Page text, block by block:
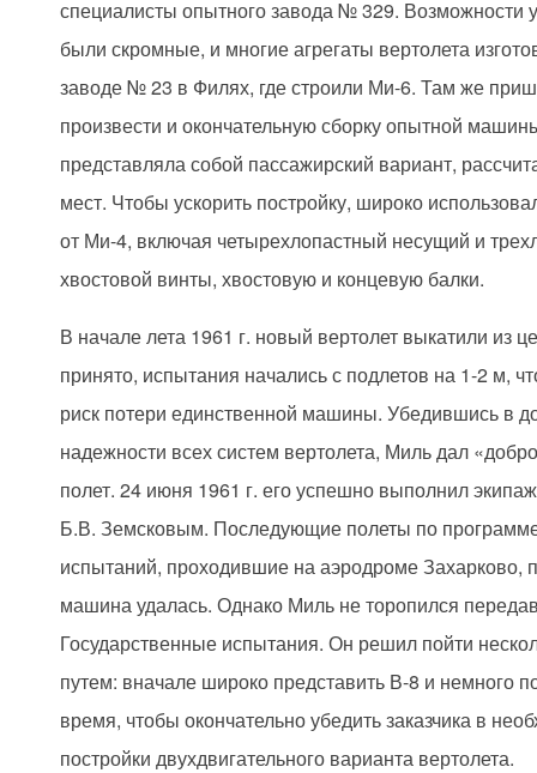
специалисты опытного завода № 329. Возможности
были скромные, и многие агрегаты вертолета
заводе № 23 в Филях, где строили Ми-6. Там же
произвести и окончательную сборку опытной
представляла собой пассажирский вариант,
мест. Чтобы ускорить постройку, широко
от Ми-4, включая четырехлопастный несущий и
хвостовой винты, хвостовую и концевую балки.
В начале лета 1961 г. новый вертолет выкатили из
принято, испытания начались с подлетов на 1-2 м,
риск потери единственной машины. Убедившись в
надежности всех систем вертолета, Миль дал
полет. 24 июня 1961 г. его успешно выполнил
Б.В. Земсковым. Последующие полеты по
испытаний, проходившие на аэродроме Захарково,
машина удалась. Однако Миль не торопился
Государственные испытания. Он решил пойти
путем: вначале широко представить В-8 и немного
время, чтобы окончательно убедить заказчика в
постройки двухдвигательного варианта вертолета.